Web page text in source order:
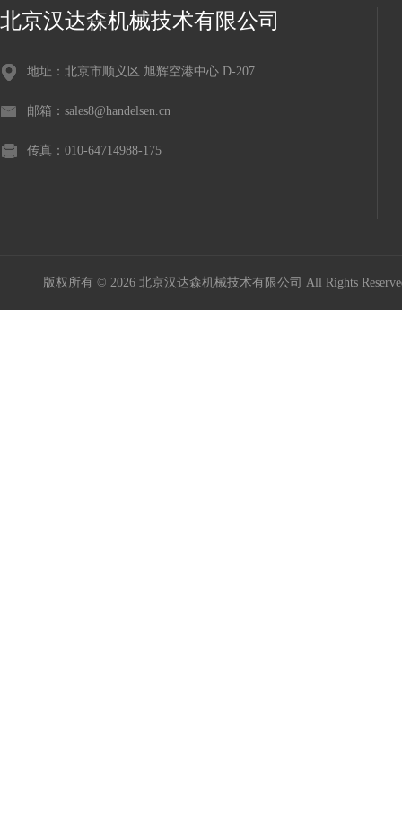
北京汉达森机械技术有限公司
地址：北京市顺义区 旭辉空港中心 D-207
邮箱：sales8@handelsen.cn
传真：010-64714988-175
版权所有 © 2026 北京汉达森机械技术有限公司 All Rights